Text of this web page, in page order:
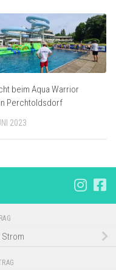
beim Aqua Warrior
Perchtoldsdorf
2023